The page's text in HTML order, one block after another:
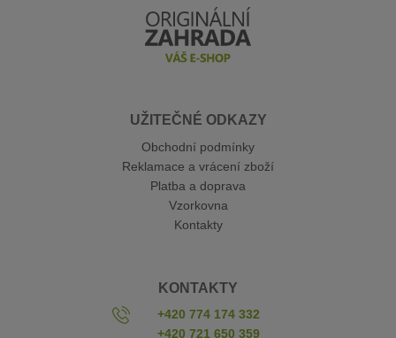
UŽITEČNÉ ODKAZY
Obchodní podmínky
Reklamace a vrácení zboží
Platba a doprava
Vzorkovna
Kontakty
KONTAKTY
+420 774 174 332
+420 721 650 359